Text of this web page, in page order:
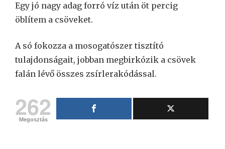
Egy jó nagy adag forró víz után öt percig
öblítem a csöveket.
A só fokozza a mosogatószer tisztító
tulajdonságait, jobban megbirkózik a csövek
falán lévő összes zsírlerakódással.
262
Megosztás